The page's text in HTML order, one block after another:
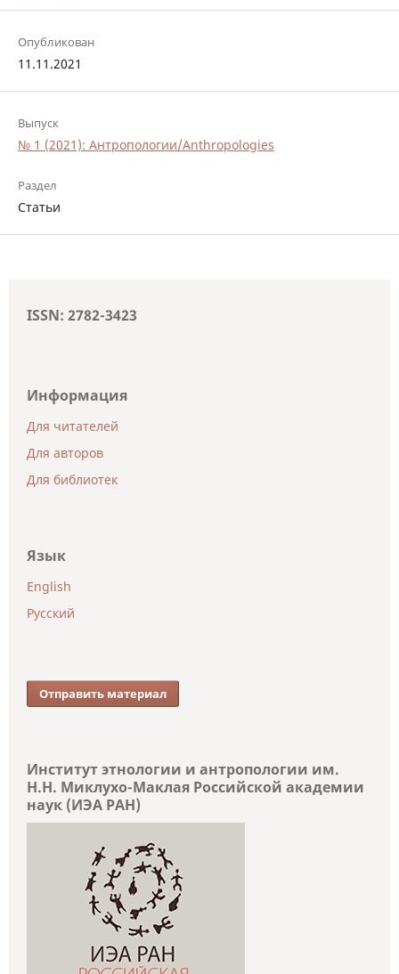
Опубликован
11.11.2021
Выпуск
№ 1 (2021): Антропологии/Anthropologies
Раздел
Статьи
ISSN: 2782-3423
Информация
Для читателей
Для авторов
Для библиотек
Язык
English
Русский
Отправить материал
Институт этнологии и антропологии им.
Н.Н. Миклухо-Маклая Российской академии
наук (ИЭА РАН)